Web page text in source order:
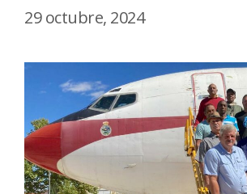
29 octubre, 2024